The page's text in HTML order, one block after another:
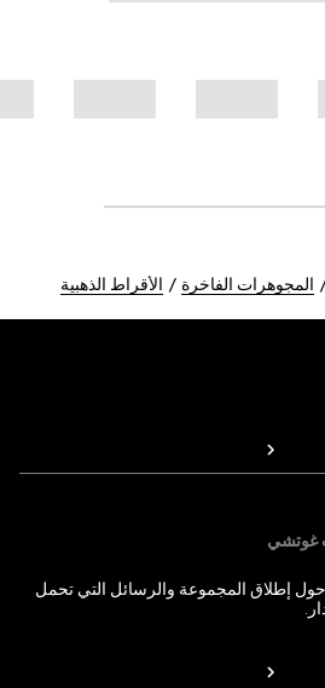
المجوهرات الفاخرة الأقراط الذهبية
غوتشي
إطلاق المجموعة والرسائل التي تحمل